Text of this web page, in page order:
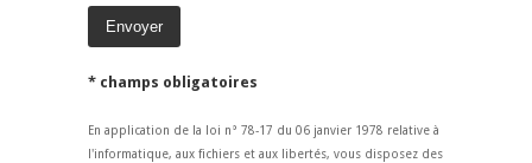
* champs obligatoires
En application de la loi n° 78-17 du 06 janvier 1978 relative à
l'informatique, aux fichiers et aux libertés, vous disposez des